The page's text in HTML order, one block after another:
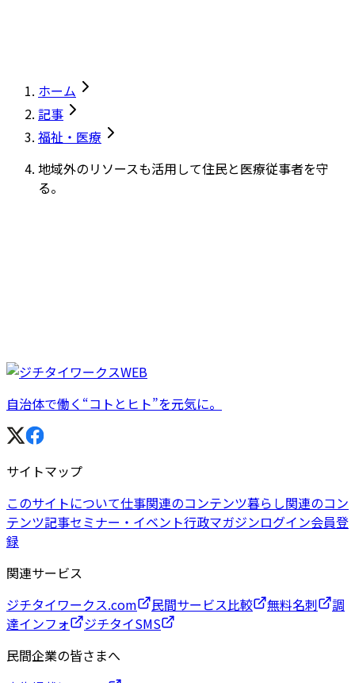
ホーム
記事
福祉・医療
地域外のリソースも活用して住民と医療従事者を守
る。
自治体で働く“コトとヒト”を元気に。
サイトマップ
このサイトについて仕事関連のコンテンツ暮らし関連のコン
テンツ記事セミナー・イベント行政マガジンログイン会員登
録
関連サービス
ジチタイワークス.com
民間サービス比較 無料名刺
調
達インフォ
ジチタイSMS
民間企業の皆さまへ